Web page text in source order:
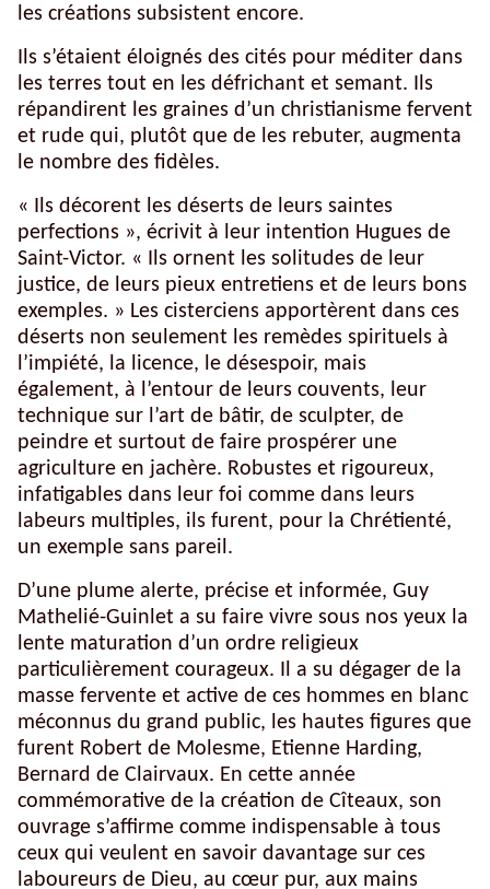
les créations subsistent encore.
Ils s’étaient éloignés des cités pour méditer dans
les terres tout en les défrichant et semant. Ils
répandirent les graines d’un christianisme fervent
et rude qui, plutôt que de les rebuter, augmenta
le nombre des fidèles.
« Ils décorent les déserts de leurs saintes
perfections », écrivit à leur intention Hugues de
Saint-Victor. « Ils ornent les solitudes de leur
justice, de leurs pieux entretiens et de leurs bons
exemples. » Les cisterciens apportèrent dans ces
déserts non seulement les remèdes spirituels à
l’impiété, la licence, le désespoir, mais
également, à l’entour de leurs couvents, leur
technique sur l’art de bâtir, de sculpter, de
peindre et surtout de faire prospérer une
agriculture en jachère. Robustes et rigoureux,
infatigables dans leur foi comme dans leurs
labeurs multiples, ils furent, pour la Chrétienté,
un exemple sans pareil.
D’une plume alerte, précise et informée, Guy
Mathelié-Guinlet a su faire vivre sous nos yeux la
lente maturation d’un ordre religieux
particulièrement courageux. Il a su dégager de la
masse fervente et active de ces hommes en blanc
méconnus du grand public, les hautes figures que
furent Robert de Molesme, Etienne Harding,
Bernard de Clairvaux. En cette année
commémorative de la création de Cîteaux, son
ouvrage s’affirme comme indispensable à tous
ceux qui veulent en savoir davantage sur ces
laboureurs de Dieu, au cœur pur, aux mains